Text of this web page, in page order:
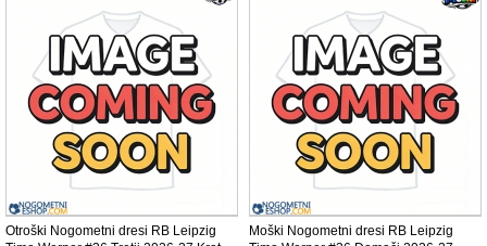
Otroški Nogometni dresi RB Leipzig
Moški Nogometni dresi RB Leipzig